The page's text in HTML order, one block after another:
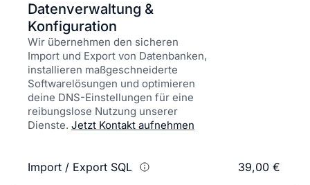
Datenverwaltung &
Konfiguration
Wir übernehmen den sicheren
Import und Export von Datenbanken,
installieren maßgeschneiderte
Softwarelösungen und optimieren
deine DNS-Einstellungen für eine
reibungslose Nutzung unserer
Dienste. Jetzt Kontakt aufnehmen
Import / Export SQL 39,00 €